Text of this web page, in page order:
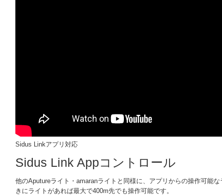
Sidus Linkアプリ対応
Sidus Link Appコントロール
他のAputureライト・amaranライトと同様に、アプリからの操作可能
きにライトがあれば最大で400m先でも操作可能です。